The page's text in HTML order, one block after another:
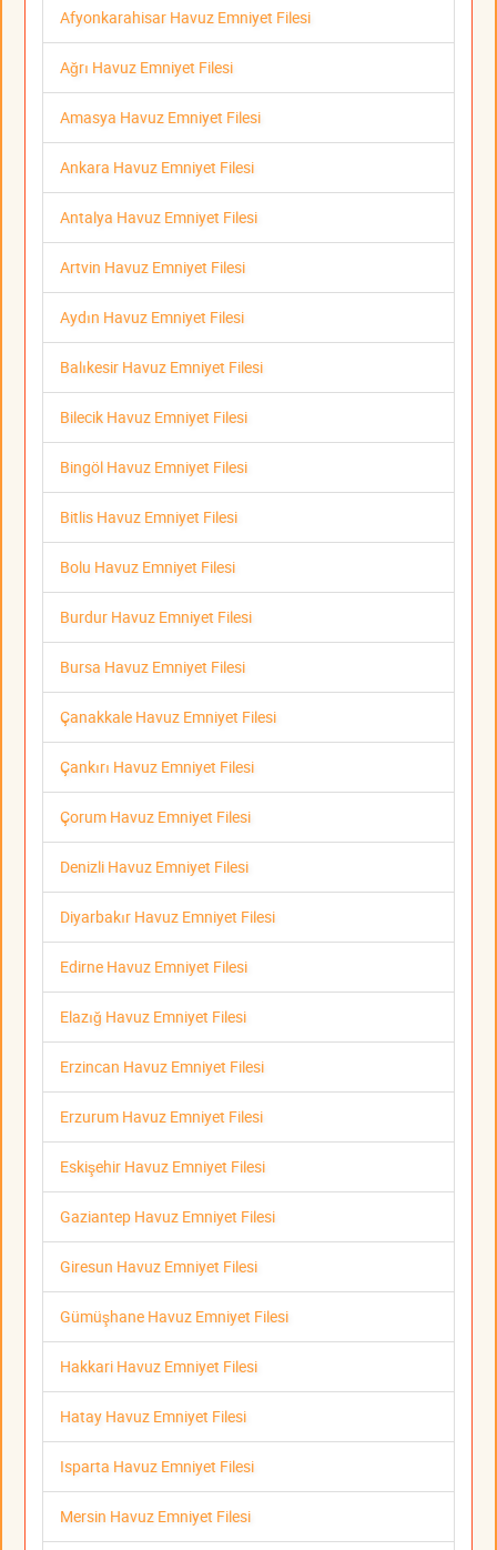
Afyonkarahisar Havuz Emniyet Filesi
Ağrı Havuz Emniyet Filesi
Amasya Havuz Emniyet Filesi
Ankara Havuz Emniyet Filesi
Antalya Havuz Emniyet Filesi
Artvin Havuz Emniyet Filesi
Aydın Havuz Emniyet Filesi
Balıkesir Havuz Emniyet Filesi
Bilecik Havuz Emniyet Filesi
Bingöl Havuz Emniyet Filesi
Bitlis Havuz Emniyet Filesi
Bolu Havuz Emniyet Filesi
Burdur Havuz Emniyet Filesi
Bursa Havuz Emniyet Filesi
Çanakkale Havuz Emniyet Filesi
Çankırı Havuz Emniyet Filesi
Çorum Havuz Emniyet Filesi
Denizli Havuz Emniyet Filesi
Diyarbakır Havuz Emniyet Filesi
Edirne Havuz Emniyet Filesi
Elazığ Havuz Emniyet Filesi
Erzincan Havuz Emniyet Filesi
Erzurum Havuz Emniyet Filesi
Eskişehir Havuz Emniyet Filesi
Gaziantep Havuz Emniyet Filesi
Giresun Havuz Emniyet Filesi
Gümüşhane Havuz Emniyet Filesi
Hakkari Havuz Emniyet Filesi
Hatay Havuz Emniyet Filesi
Isparta Havuz Emniyet Filesi
Mersin Havuz Emniyet Filesi